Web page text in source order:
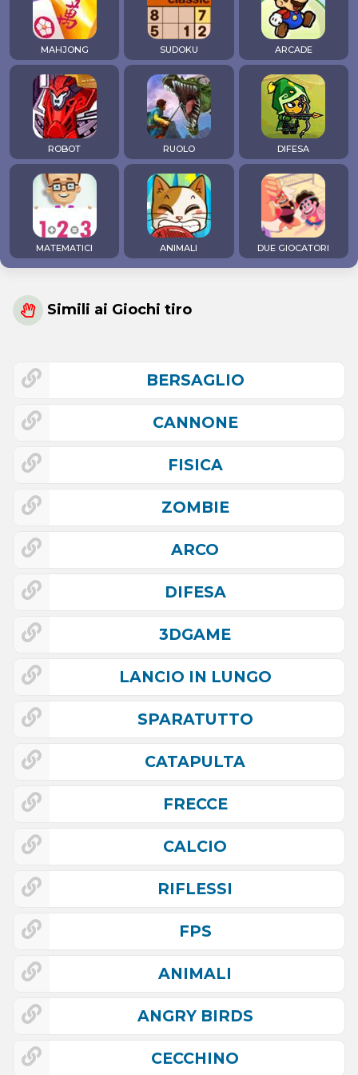
MAHJONG SUDOKU ARCADE
ROBOT RUOLO DIFESA
MATEMATICI ANIMALI DUE GIOCATORI
Simili ai Giochi tiro
BERSAGLIO
CANNONE
FISICA
ZOMBIE
ARCO
DIFESA
3DGAME
LANCIO IN LUNGO
SPARATUTTO
CATAPULTA
FRECCE
CALCIO
RIFLESSI
FPS
ANIMALI
ANGRY BIRDS
CECCHINO